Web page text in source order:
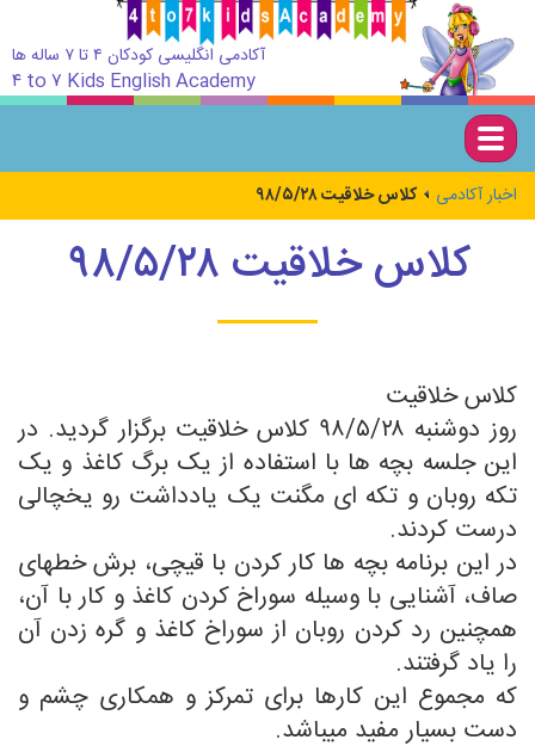
آکادمی انگلیسی کودکان ۴ تا ۷ ساله ها
۴ to ۷ Kids English Academy
اخبار آکادمی
کلاس خلاقیت ۹۸/۵/۲۸
کلاس خلاقیت ۹۸/۵/۲۸
کلاس خلاقیت
روز دوشنبه ۹۸/۵/۲۸ کلاس خلاقیت برگزار گردید. در
این جلسه بچه ها با استفاده از یک برگ کاغذ و یک
تکه روبان و تکه ای مگنت یک یادداشت رو یخچالی
درست کردند.
در این برنامه بچه ها کار کردن با قیچی، برش خطهای
صاف، آشنایی با وسیله سوراخ کردن کاغذ و کار با آن،
همچنین رد کردن روبان از سوراخ کاغذ و گره زدن آن
را یاد گرفتند.
که مجموع این کارها برای تمرکز و همکاری چشم و
دست بسیار مفید میباشد.